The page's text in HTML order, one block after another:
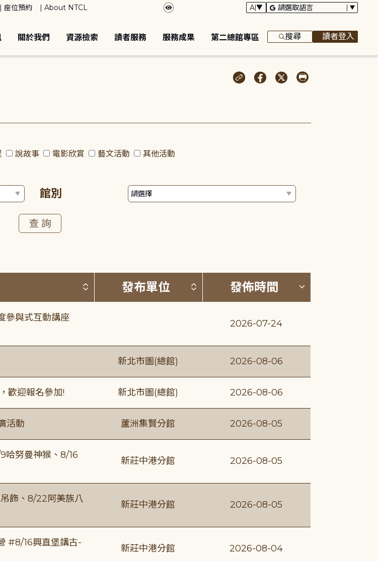
座位預約 About NTCL
關於我們 資源檢索 讀者服務 服務成果 第二總館專區 搜尋 讀者登入
說故事 電影欣賞 藝文活動 其他活動
館別
按標題排序 (升降冪)
發布單位 按發布單位排序 (升降冪)
發佈時間 按發佈時間
參與式互動講座
2026-07-24
新北市圖(總館) 2026-08-06
歡迎報名參加! 新北市圖(總館) 2026-08-06
活動 蘆洲集賢分館 2026-08-05
哈努曼神猴、8/16
新莊中港分館 2026-08-05
飾、8/22阿美族八
新莊中港分館 2026-08-05
#8/16興直堡講古-
新莊中港分館 2026-08-04